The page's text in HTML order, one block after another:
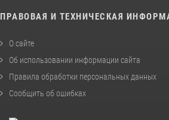
ПРАВОВАЯ И ТЕХНИЧЕСКАЯ
О сайте
Об использовании информации сайта
Правила обработки персональных данных
Сообщить об ошибках